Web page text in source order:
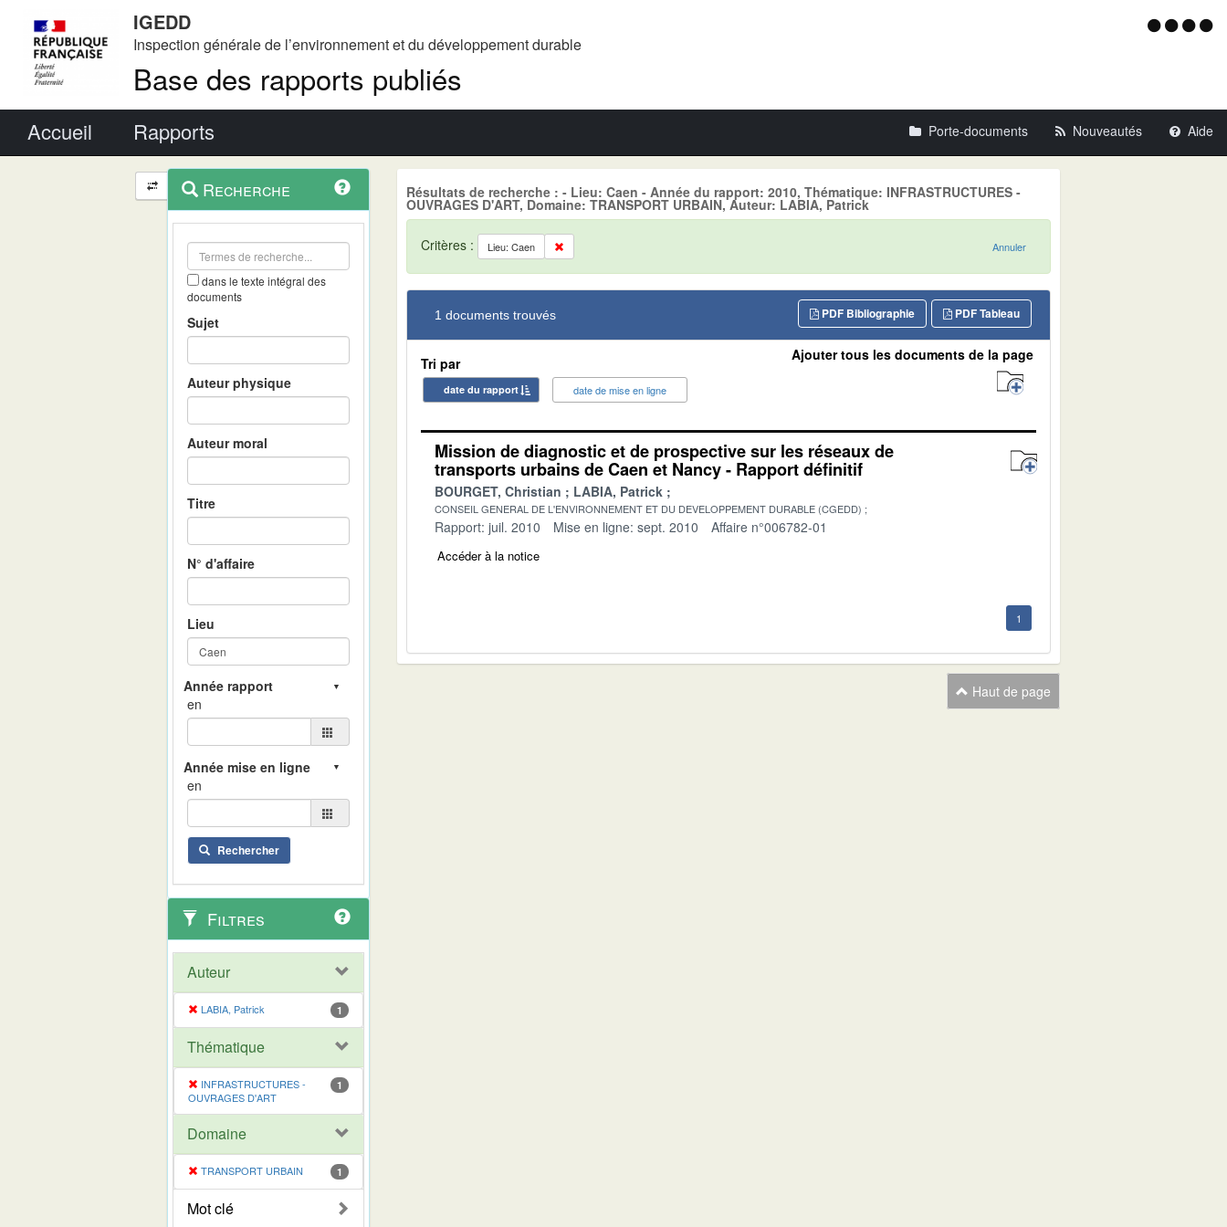
IGEDD
Inspection générale de l’environnement et du développement durable
Base des rapports publiés
Menu
Accueil Rapports Porte-documents Nouveautés Aide
Navigation
et
outils
contextuel
Recherche
dans le texte intégral des
documents
Sujet
Auteur physique
Auteur moral
Titre
N° d'affaire
Lieu
en
en
Rechercher
Filtres
Auteur
LABIA, Patrick 1
Thématique
INFRASTRUCTURES -
OUVRAGES D'ART
1
Domaine
TRANSPORT URBAIN 1
Mot clé
Résultats de recherche : - Lieu: Caen - Année du rapport: 2010, Thématique: INFRASTRUCTURES -
OUVRAGES D'ART, Domaine: TRANSPORT URBAIN, Auteur: LABIA, Patrick
Critères : Lieu: Caen Annuler
1 documents trouvés PDF Tableau
PDF Bibliographie
Tri par
date du rapport date de mise en ligne
Ajouter tous les documents de la page
Mission de diagnostic et de prospective sur les réseaux de
transports urbains de Caen et Nancy - Rapport définitif
BOURGET, Christian LABIA, Patrick
CONSEIL GENERAL DE L'ENVIRONNEMENT ET DU DEVELOPPEMENT DURABLE (CGEDD)
Rapport: juil. 2010 Mise en ligne: sept. 2010 Affaire n°006782-01
Accéder à la notice
1
Haut de page